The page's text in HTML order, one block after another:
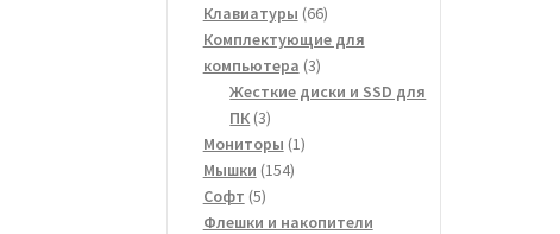
Клавиатуры 6666
товаров
Комплектующие для
компьютера 33
товара
Жесткие диски и SSD для
ПК 33
товара
Мониторы 11
Мышки 154154
Софт 55
товаров
Флешки и накопители